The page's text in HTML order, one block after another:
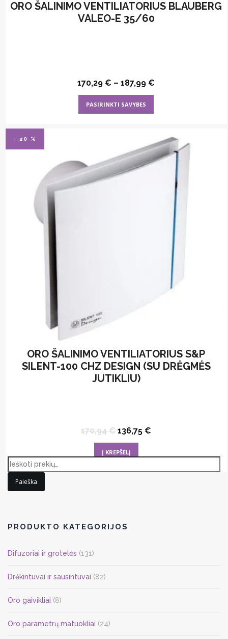
ORO ŠALINIMO VENTILIATORIUS BLAUBERG
VALEO-E 35/60
170,29 € –187,99 €
PASIRINKTI SAVYBES
product
multiple
variants.
The
options
chosen
product
page
- 20 %
ORO ŠALINIMO VENTILIATORIUS S&P
SILENT-100 CHZ DESIGN (SU DRĖGMĖS
JUTIKLIU)
170,94€ Original
was:
170,94 €.
136,75 €
136,75 €.
Į KREPŠELĮ
Paieška
PRODUKTO KATEGORIJOS
Difuzoriai ir grotelės (131)
Drėkintuvai ir sausintuvai (82)
Oro gaivikliai (8)
Oro parametrų matuokliai (24)